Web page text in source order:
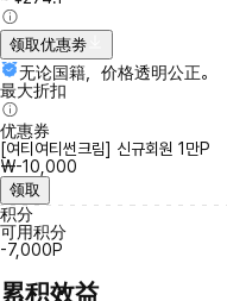
领取优惠劵
无论国籍，价格透明公正。
最大折扣
优惠券
[여티여티썬크림] 신규회원 1만P
₩-10,000
领取
积分
可用积分
-7,000P
累积效益